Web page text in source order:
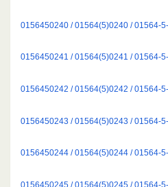
0156450240 / 01564(5)0240 / 01564-
0156450241 / 01564(5)0241 / 01564-
0156450242 / 01564(5)0242 / 01564-
0156450243 / 01564(5)0243 / 01564-
0156450244 / 01564(5)0244 / 01564-
0156450245 / 01564(5)0245 / 01564-